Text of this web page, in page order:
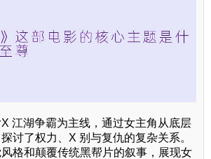
X 江湖争霸为主线，通过女主角从底层
讨了权力、X 别与复仇的复杂关系。
格和颠覆传统黑帮片的叙事，展现女